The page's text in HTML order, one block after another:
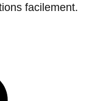
facilement.